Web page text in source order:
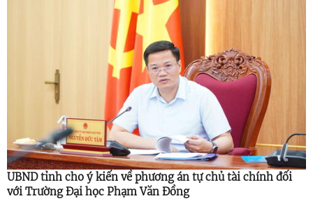
UBND tỉnh cho ý kiến về phương án tự chủ tài chính đối
với Trường Đại học Phạm Văn Đồng